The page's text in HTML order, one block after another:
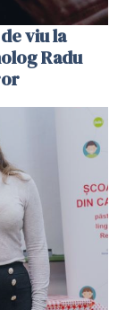
viu la
Radu